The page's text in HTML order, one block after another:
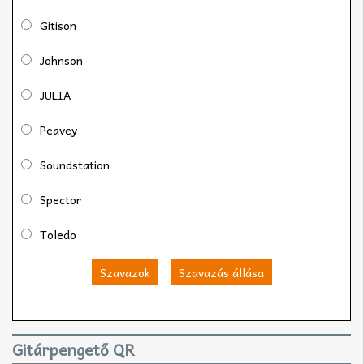
Gitison
Johnson
JULIA
Peavey
Soundstation
Spector
Toledo
Szavazok Szavazás állása
Gitárpengető QR